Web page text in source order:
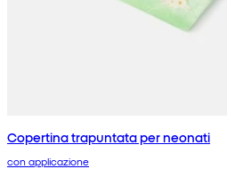
Copertina trapuntata per neonati
con applicazione